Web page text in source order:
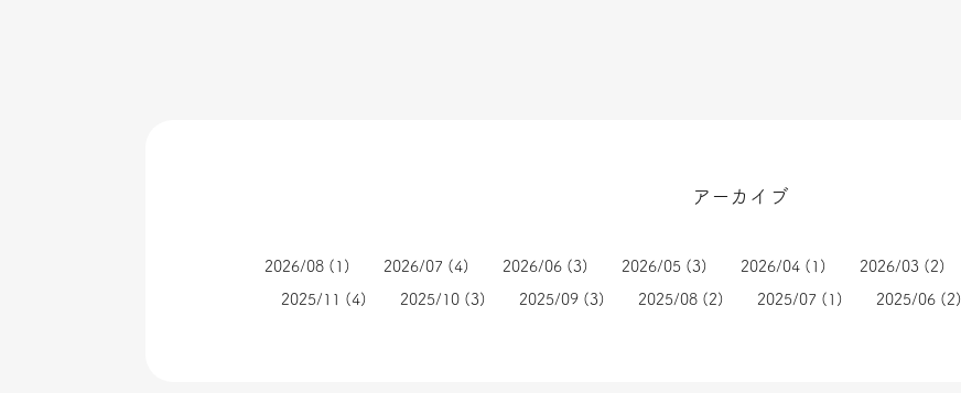
アーカイブ
2026/08 (1) 2026/07 (4) 2026/06 (3) 2026/05 (3) 2026/04 (1) 2026/03 (2)
2025/11 (4) 2025/10 (3) 2025/09 (3) 2025/08 (2) 2025/07 (1) 2025/06 (2)